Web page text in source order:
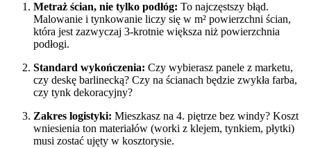
Metraż ścian, nie tylko podłóg: To najczęstszy błąd.
Malowanie i tynkowanie liczy się w m² powierzchni ścian,
która jest zazwyczaj 3-krotnie większa niż powierzchnia
podłogi.
Standard wykończenia: Czy wybierasz panele z marketu,
czy deskę barlinecką? Czy na ścianach będzie zwykła farba,
czy tynk dekoracyjny?
Zakres logistyki: Mieszkasz na 4. piętrze bez windy? Koszt
wniesienia ton materiałów (worki z klejem, tynkiem, płytki)
musi zostać ujęty w kosztorysie.